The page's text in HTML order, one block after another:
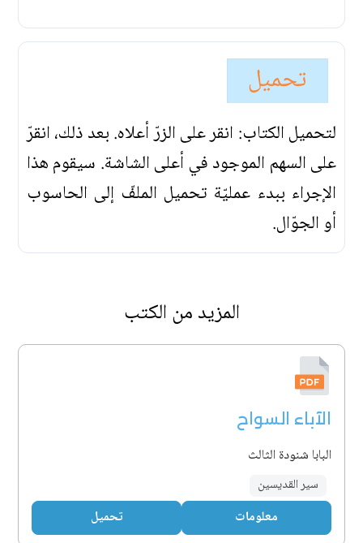
تحميل
لتحميل الكتاب: انقر على الزرّ أعلاه. بعد ذلك، انقرّ
على السهم الموجود في أعلى الشاشة. سيقوم هذا
الإجراء ببدء عمليّة تحميل الملفّ إلى الحاسوب
أو الجوّال.
المزيد من الكتب
الآباء السواح
البابا شنودة الثالث
سير القديسين
معلومات تحميل